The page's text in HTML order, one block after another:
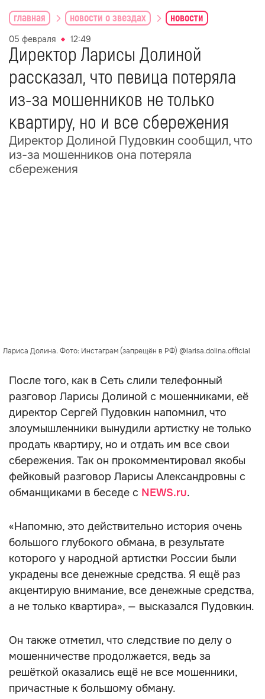
главная новости о звездах новости
05 февраля 12:49
Директор Ларисы Долиной
рассказал, что певица потеряла
из-за мошенников не только
квартиру, но и все сбережения
Директор Долиной Пудовкин сообщил, что
из-за мошенников она потеряла
сбережения
Лариса Долина. Фото: Инстаграм (запрещён в РФ) @larisa.dolina.official
После того, как в Сеть слили телефонный
разговор Ларисы Долиной с мошенниками, её
директор Сергей Пудовкин напомнил, что
злоумышленники вынудили артистку не только
продать квартиру, но и отдать им все свои
сбережения. Так он прокомментировал якобы
фейковый разговор Ларисы Александровны с
обманщиками в беседе с NEWS.ru.
«Напомню, это действительно история очень
большого глубокого обмана, в результате
которого у народной артистки России были
украдены все денежные средства. Я ещё раз
акцентирую внимание, все денежные средства,
а не только квартира», — высказался Пудовкин.
Он также отметил, что следствие по делу о
мошенничестве продолжается, ведь за
решёткой оказались ещё не все мошенники,
причастные к большому обману.